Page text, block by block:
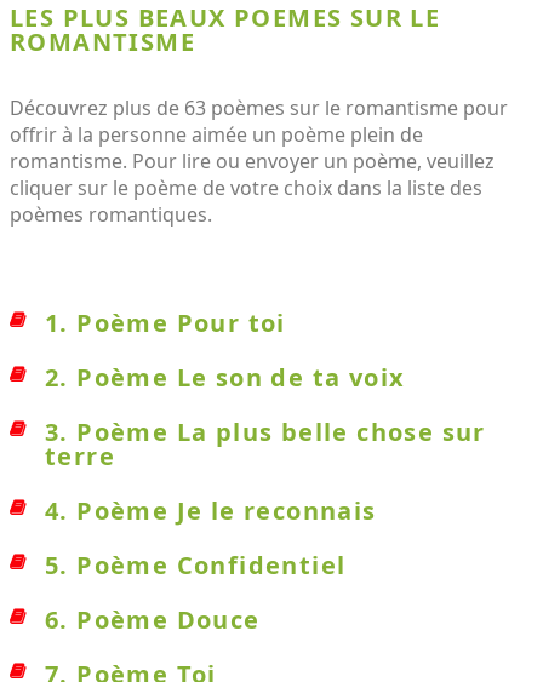
LES PLUS BEAUX POEMES SUR LE
ROMANTISME
Découvrez plus de 63 poèmes sur le romantisme pour
offrir à la personne aimée un poème plein de
romantisme. Pour lire ou envoyer un poème, veuillez
cliquer sur le poème de votre choix dans la liste des
poèmes romantiques.
1. Poème Pour toi
2. Poème Le son de ta voix
3. Poème La plus belle chose sur
terre
4. Poème Je le reconnais
5. Poème Confidentiel
6. Poème Douce
7. Poème Toi